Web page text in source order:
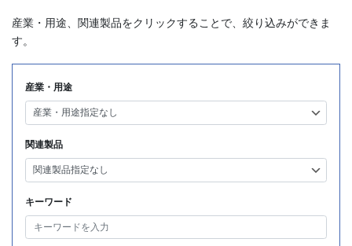
産業・用途、関連製品をクリックすることで、絞り込みができま
す。
産業・用途
関連製品
キーワード